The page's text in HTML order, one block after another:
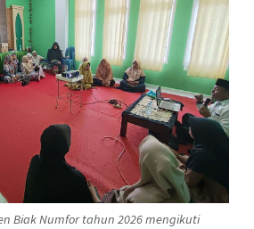
Biak Numfor tahun 2026 mengikuti